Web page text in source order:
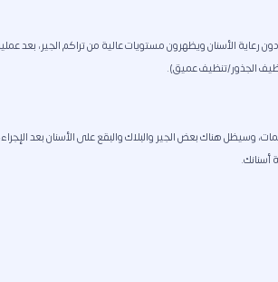
رعاية الأسنان ويظهرون مستويات عالية من تراكم الجير، بعد
الجذور/تنظيف عميق).
وسيظل هناك بعض الجير والبلاك والبقع على الأسنان بعد
أسنانك.